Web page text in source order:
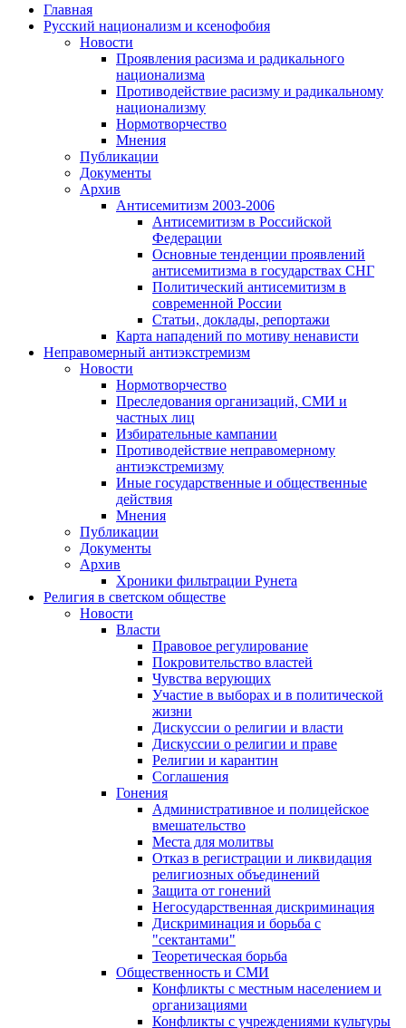
Главная
Русский национализм и ксенофобия
Новости
Проявления расизма и радикального
национализма
Противодействие расизму и радикальному
национализму
Нормотворчество
Мнения
Публикации
Документы
Архив
Антисемитизм 2003-2006
Антисемитизм в Российской
Федерации
Основные тенденции проявлений
антисемитизма в государствах СНГ
Политический антисемитизм в
современной России
Статьи, доклады, репортажи
Карта нападений по мотиву ненависти
Неправомерный антиэкстремизм
Новости
Нормотворчество
Преследования организаций, СМИ и
частных лиц
Избирательные кампании
Противодействие неправомерному
антиэкстремизму
Иные государственные и общественные
действия
Мнения
Публикации
Документы
Архив
Хроники фильтрации Рунета
Религия в светском обществе
Новости
Власти
Правовое регулирование
Покровительство властей
Чувства верующих
Участие в выборах и в политической
жизни
Дискуссии о религии и власти
Дискуссии о религии и праве
Религии и карантин
Соглашения
Гонения
Административное и полицейское
вмешательство
Места для молитвы
Отказ в регистрации и ликвидация
религиозных объединений
Защита от гонений
Негосударственная дискриминация
Дискриминация и борьба с
"сектантами"
Теоретическая борьба
Общественность и СМИ
Конфликты с местным населением и
организациями
Конфликты с учреждениями культуры